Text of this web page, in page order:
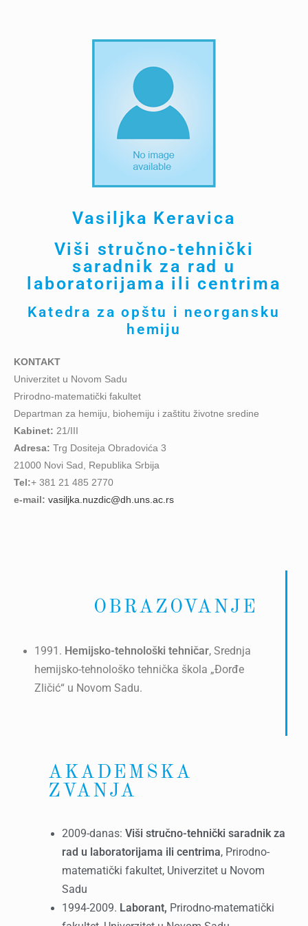
Vasiljka Keravica
Viši stručno-tehnički
saradnik za rad u
laboratorijama ili centrima
Katedra za opštu i neorgansku
hemiju
KONTAKT
Univerzitet u Novom Sadu
Prirodno-matematički fakultet
Departman za hemiju, biohemiju i zaštitu životne sredine
Kabinet: 21/III
Adresa: Trg Dositeja Obradovića 3
21000 Novi Sad, Republika Srbija
Tel:+ 381 21 485 2770
e-mail: vasiljka.nuzdic@dh.uns.ac.rs
OBRAZOVANJE
1991. Hemijsko-tehnološki tehničar, Srednja
hemijsko-tehnološko tehnička škola „Đorđe
Zličić“ u Novom Sadu.
AKADEMSKA
ZVANJA
2009-danas: Viši stručno-tehnički saradnik za
rad u laboratorijama ili centrima, Prirodno-
matematički fakultet, Univerzitet u Novom
Sadu
1994-2009. Laborant, Prirodno-matematički